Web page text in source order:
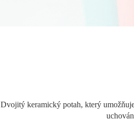
Dvojitý keramický potah, který